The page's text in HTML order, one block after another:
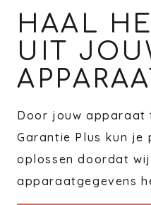
HAAL
UIT
Door jouw apparaat
Garantie Plus kun je
oplossen doordat
apparaatgegevens